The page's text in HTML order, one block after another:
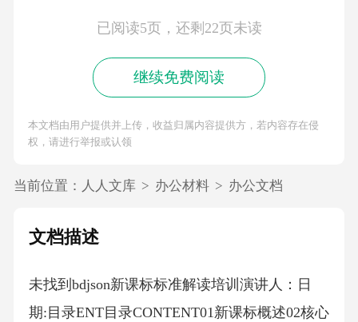
已阅读5页，还剩22页未读
继续免费阅读
本文档由用户提供并上传，收益归属内容提供方，若内容存在侵
权，请进行举报或认领
当前位置： 人人文库 > 办公材料 > 办公文档
文档描述
未找到bdjson新课标标准解读培训演讲人：日
期:目录ENT目录CONTENT01新课标概述02核心